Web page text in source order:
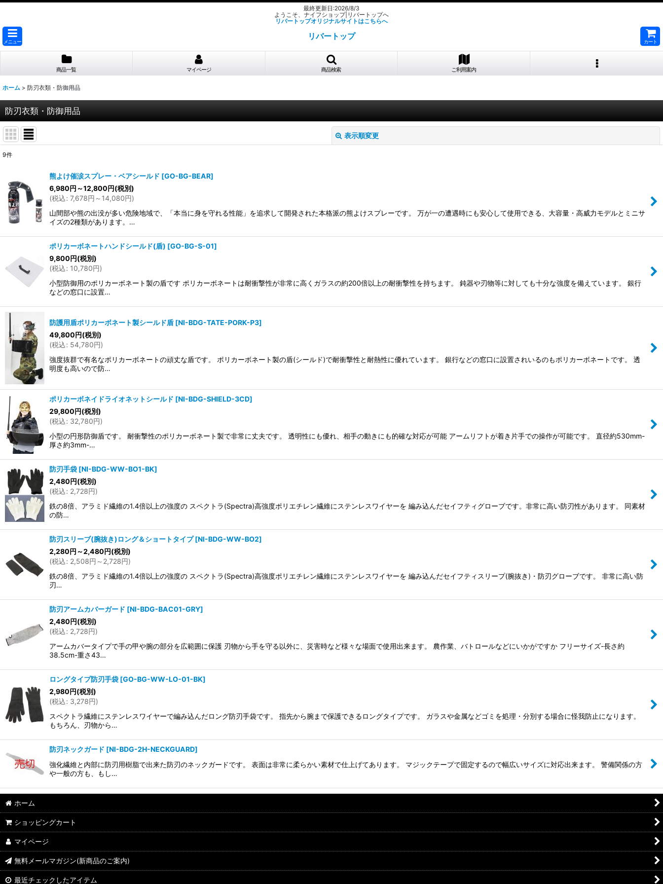
最終更新日:2026/8/3
ようこそ、ナイフショップ|リバートップへ
リバートップオリジナルサイトはこちらへ
メニュー
リバートップ
カート
商品一覧 マイページ 商品検索 ご利用案内
ホーム > 防刃衣類・防御用品
防刃衣類・防御用品
表示順変更
並び順:
絞り込む
9件
熊よけ催涙スプレー・ベアシールド [GO-BG-BEAR]
6,980円 ～12,800円(税別)
(税込: 7,678円 ～14,080円)
山間部や熊の出没が多い危険地域で、「本当に身を守れる性能」を追求して開発された本格派の熊よけスプレーです。 万が一の遭遇時にも安心して使用できる、大容量・高威力モデルとミニサ
イズの2種類があります。…
ポリカーボネートハンドシールド(盾) [GO-BG-S-01]
9,800円(税別)
(税込: 10,780円)
小型防御用のポリカーボネート製の盾です ポリカーボネートは耐衝撃性が非常に高くガラスの約200倍以上の耐衝撃性を持ちます。 鈍器や刃物等に対しても十分な強度を備えています。 銀行
などの窓口に設置…
防護用盾ポリカーボネート製シールド盾 [NI-BDG-TATE-PORK-P3]
49,800円(税別)
(税込: 54,780円)
強度抜群で有名なポリカーボネートの頑丈な盾です。 ポリカーボネート製の盾(シールド)で耐衝撃性と耐熱性に優れています。 銀行などの窓口に設置されいるのもポリカーボネートです。 透
明度も高いので防…
ポリカーボネイドライオネットシールド [NI-BDG-SHIELD-3CD]
29,800円(税別)
(税込: 32,780円)
小型の円形防御盾です。 耐衝撃性のポリカーボネート製で非常に丈夫です。 透明性にも優れ、相手の動きにも的確な対応が可能 アームリフトが着き片手での操作が可能です。 直径約530mm-
厚さ約3mm-…
防刃手袋 [NI-BDG-WW-BO1-BK]
2,480円(税別)
(税込: 2,728円)
鉄の8倍、アラミド繊維の1.4倍以上の強度の スペクトラ(Spectra)高強度ポリエチレン繊維にステンレスワイヤーを 編み込んだセイフティグローブです。非常に高い防刃性があります。 同素材
の防…
防刃スリーブ(腕抜き)ロング＆ショートタイプ [NI-BDG-WW-BO2]
2,280円 ～2,480円(税別)
(税込: 2,508円 ～2,728円)
鉄の8倍、アラミド繊維の1.4倍以上の強度の スペクトラ(Spectra)高強度ポリエチレン繊維にステンレスワイヤーを 編み込んだセイフティスリープ(腕抜き)・防刃グローブです。 非常に高い防
刃…
防刃アームカバーガード [NI-BDG-BAC01-GRY]
2,480円(税別)
(税込: 2,728円)
アームカバータイプで手の甲や腕の部分を広範囲に保護 刃物から手を守る以外に、災害時など様々な場面で使用出来ます。 農作業、バトロールなどにいかがですか フリーサイズ-長さ約
38.5cm-重さ43…
ロングタイプ防刃手袋 [GO-BG-WW-LO-01-BK]
2,980円(税別)
(税込: 3,278円)
スペクトラ繊維にステンレスワイヤーで編み込んだロング防刃手袋です。 指先から腕まで保護できるロングタイプです。 ガラスや金属などゴミを処理・分別する場合に怪我防止になります。
もちろん、刃物から…
防刃ネックガード [NI-BDG-2H-NECKGUARD]
強化繊維と内部に防刃用樹脂で出来た防刃のネックガードです。 表面は非常に柔らかい素材で仕上げてあります。 マジックテープで固定するので幅広いサイズに対応出来ます。 警備関係の方
や一般の方も、もし…
ホーム
ショッピングカート
マイページ
無料メールマガジン(新商品のご案内)
最近チェックしたアイテム